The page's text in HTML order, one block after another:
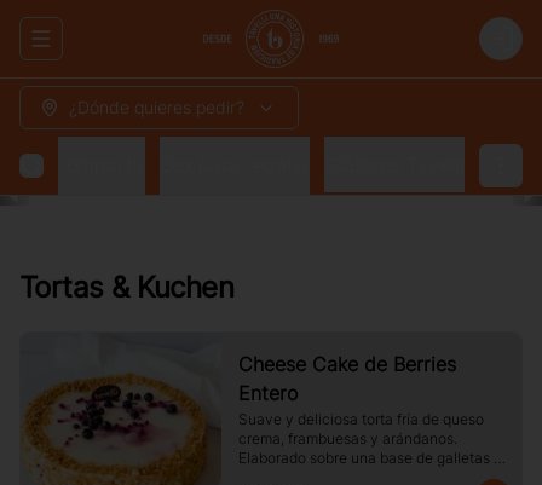
Abrir menu de navegación Login
¿Dónde quieres pedir?
Compartir
Tortas & Kuchen
Cheese Cake de Berries
Entero
Suave y deliciosa torta fría de queso
crema, frambuesas y arándanos.
Elaborado sobre una base de galletas y